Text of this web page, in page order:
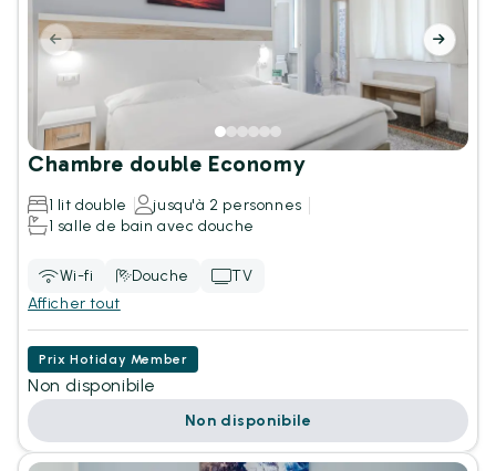
Chambre double Economy
1 lit double
jusqu'à 2 personnes
1 salle de bain avec douche
Wi-fi Douche
TV
Afficher tout
Prix Hotiday Member
Non disponibile
Non disponibile